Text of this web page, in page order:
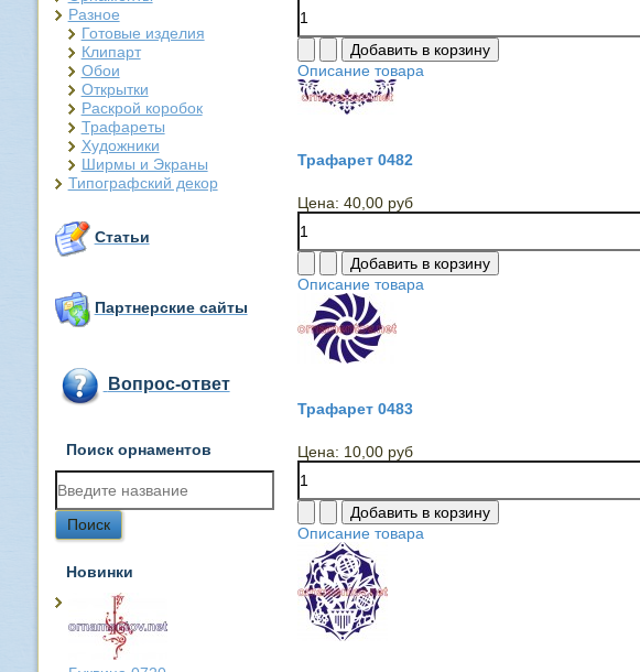
Разное
Готовые изделия
Клипарт
Обои
Открытки
Раскрой коробок
Трафареты
Художники
Ширмы и Экраны
Типографский декор
Статьи
Партнерские сайты
Вопрос-ответ
Поиск орнаментов
Новинки
Описание товара
Трафарет 0482
Цена: 40,00 руб
Описание товара
Трафарет 0483
Цена: 10,00 руб
Описание товара